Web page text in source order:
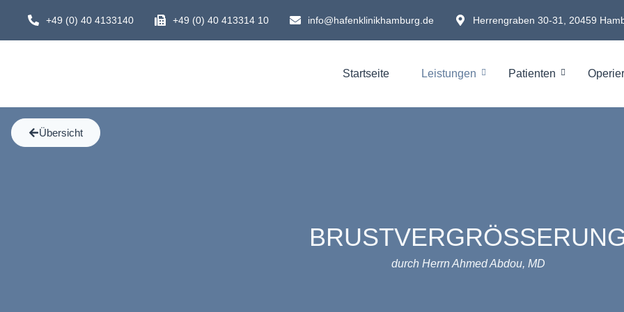
springen
+49 (0) 40 4133140 +49 (0) 40 413314 10 info@hafenklinikhamburg.de Herrengraben 30-31, 20459
Startseite Leistungen Patienten
BRUSTVERGRÖSSERUNG
durch Herrn Ahmed Abdou, MD
Übersicht